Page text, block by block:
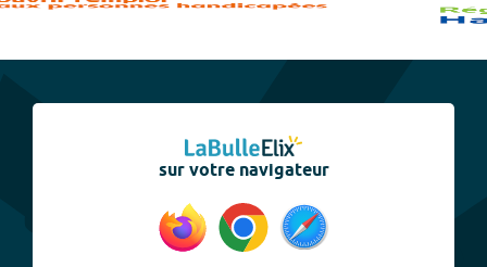
sur votre navigateur